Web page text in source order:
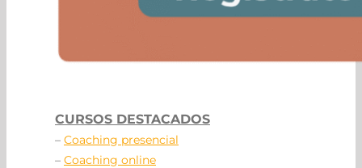
CURSOS DESTACADOS
– Coaching presencial
– Coaching online